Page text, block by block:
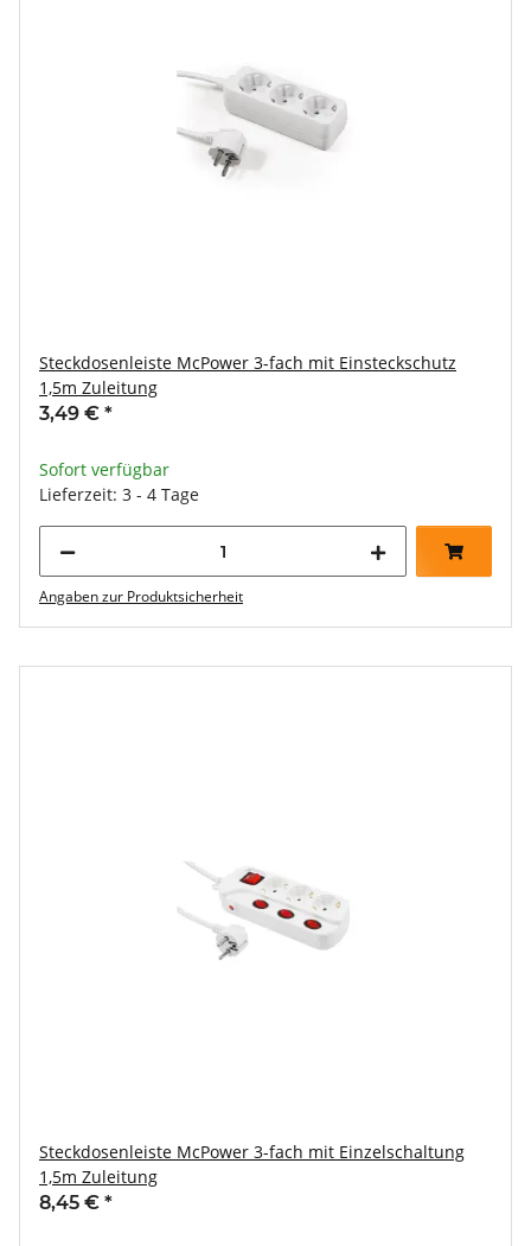
Steckdosenleiste McPower 3-fach mit Einsteckschutz
1,5m Zuleitung
3,49 € *
Sofort verfügbar
Lieferzeit: 3 - 4 Tage
Angaben zur Produktsicherheit
Steckdosenleiste McPower 3-fach mit Einzelschaltung
1,5m Zuleitung
8,45 € *